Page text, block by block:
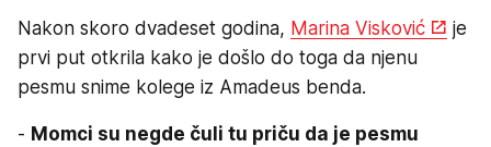
Nakon skoro dvadeset godina, Marina Visković
je
prvi put otkrila kako je došlo do toga da njenu
pesmu snime kolege iz Amadeus benda.
- Momci su negde čuli tu priču da je pesmu